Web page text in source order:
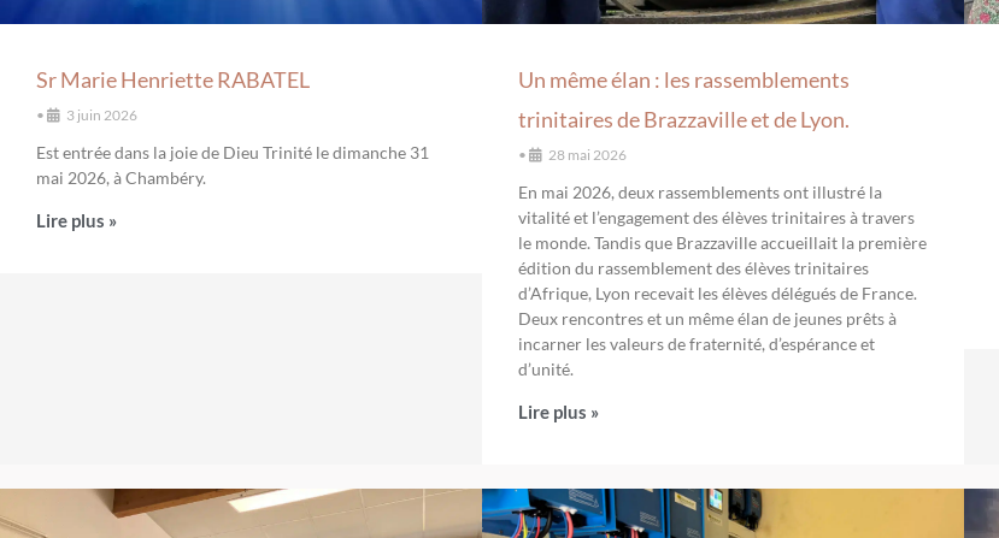
Sr Marie Henriette RABATEL
• 3 juin 2026
Est entrée dans la joie de Dieu Trinité le dimanche 31
mai 2026, à Chambéry.
Lire plus »
Un même élan : les rassemblements
trinitaires de Brazzaville et de Lyon.
• 28 mai 2026
En mai 2026, deux rassemblements ont illustré la
vitalité et l’engagement des élèves trinitaires à travers
le monde. Tandis que Brazzaville accueillait la première
édition du rassemblement des élèves trinitaires
d’Afrique, Lyon recevait les élèves délégués de France.
Deux rencontres et un même élan de jeunes prêts à
incarner les valeurs de fraternité, d’espérance et
d’unité.
Lire plus »